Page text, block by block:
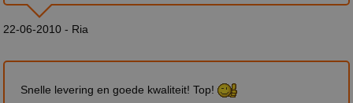
22-06-2010 - Ria
Snelle levering en goede kwaliteit! Top!